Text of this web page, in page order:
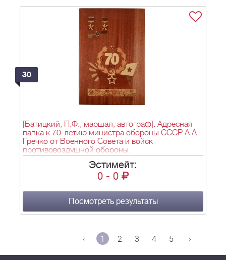
30
[Батицкий, П.Ф., маршал, автограф]. Адресная
папка к 70-летию министра обороны СССР А.А.
Гречко от Военного Совета и войск
противовоздушной обороны.
Эстимейт:
0 - 0
Посмотреть результаты
‹ 1 2 3 4 5 ›